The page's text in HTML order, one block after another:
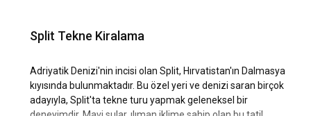
Split Tekne Kiralama
Adriyatik Denizi'nin incisi olan Split, Hırvatistan'ın Dalmasya
kıyısında bulunmaktadır. Bu özel yeri ve denizi saran birçok
adayıyla, Split'ta tekne turu yapmak geleneksel bir